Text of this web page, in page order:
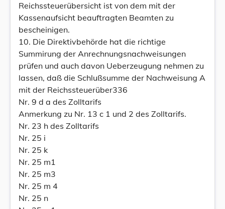
Reichssteuerübersicht ist von dem mit der
Kassenaufsicht beauftragten Beamten zu
bescheinigen.
10. Die Direktivbehörde hat die richtige
Summirung der Anrechnungsnachweisungen
prüfen und auch davon Ueberzeugung nehmen zu
lassen, daß die Schlußsumme der Nachweisung A
mit der Reichssteuerüber336
Nr. 9 d a des Zolltarifs
Anmerkung zu Nr. 13 c 1 und 2 des Zolltarifs.
Nr. 23 h des Zolltarifs
Nr. 25 i
Nr. 25 k
Nr. 25 m1
Nr. 25 m3
Nr. 25 m 4
Nr. 25 n